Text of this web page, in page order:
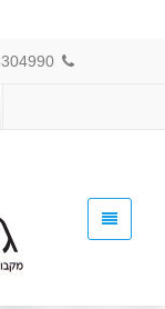
072-3304990